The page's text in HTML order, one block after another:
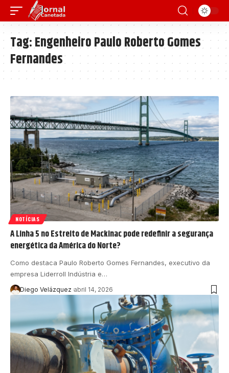
Tag:Engenheiro Paulo Roberto Gomes
Fernandes
NOTÍCIAS
A Linha 5 no Estreito de Mackinac pode redefinir a segurança
energética da América do Norte?
Como destaca Paulo Roberto Gomes Fernandes, executivo da
empresa Liderroll Indústria e…
Diego Velázquez abril 14, 2026